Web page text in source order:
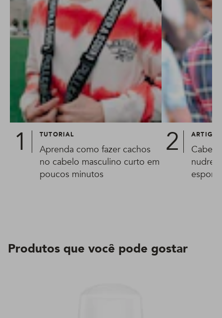
TUTORIAL
Aprenda como fazer cachos
no cabelo masculino curto em
poucos minutos
ARTIGO
Produtos que você pode gostar